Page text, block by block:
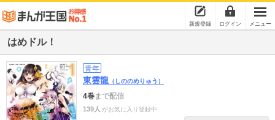
新規登録 ログイン メニュー
はめドル！
青年
東雲龍 （しののめりゅう）
4巻まで配信
139人 がお気に入り登録中